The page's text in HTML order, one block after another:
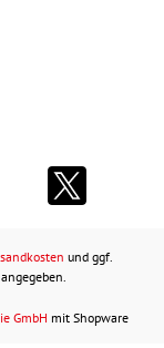
und ggf.
GmbH mit Shopware